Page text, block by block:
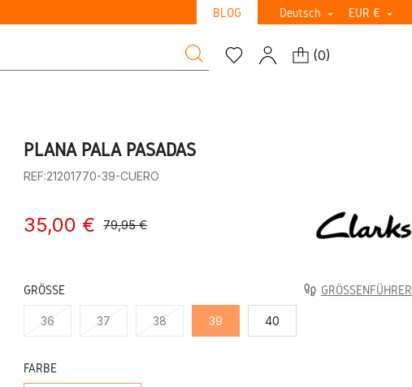
BLOG Deutsch  EUR € 
(0)
PLANA PALA PASADAS
REF:21201770-39-CUERO
35,00 € 79,95 €
GRÖSSE GRÖSSENFÜHRER
36 37 38 39 40
FARBE